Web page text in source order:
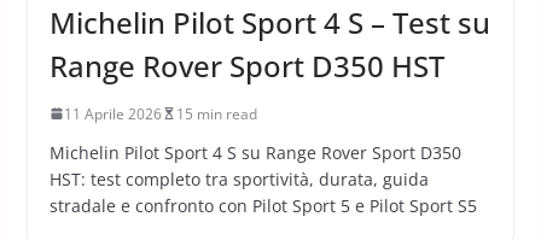
Michelin Pilot Sport 4 S – Test su
Range Rover Sport D350 HST
11 Aprile 2026 15 min read
Michelin Pilot Sport 4 S su Range Rover Sport D350
HST: test completo tra sportività, durata, guida
stradale e confronto con Pilot Sport 5 e Pilot Sport S5